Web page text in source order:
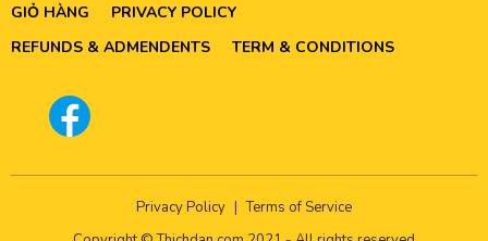
GIỎ HÀNG
PRIVACY POLICY
REFUNDS & ADMENDENTS
TERM & CONDITIONS
Privacy Policy | Terms of Service